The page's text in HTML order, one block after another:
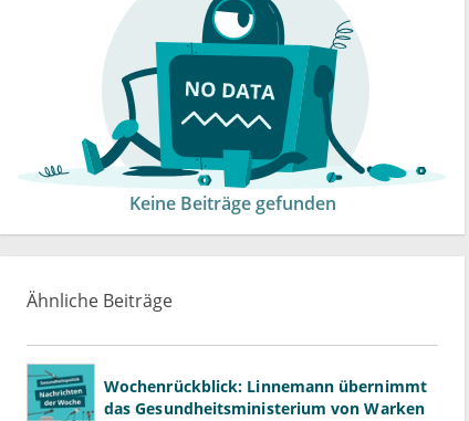
Keine Beiträge gefunden
Ähnliche Beiträge
Wochenrückblick: Linnemann übernimmt
das Gesundheitsministerium von Warken